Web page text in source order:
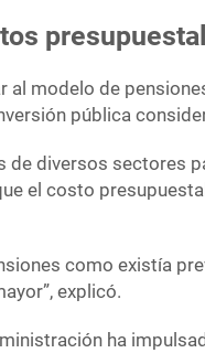
al modelo de
pública
de diversos sectores
el costo
como existía
explicó.
ha